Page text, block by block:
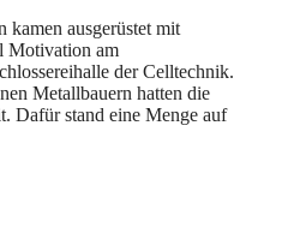
kamen ausgerüstet mit
Motivation am
der Celltechnik.
Metallbauern hatten die
Dafür stand eine Menge auf